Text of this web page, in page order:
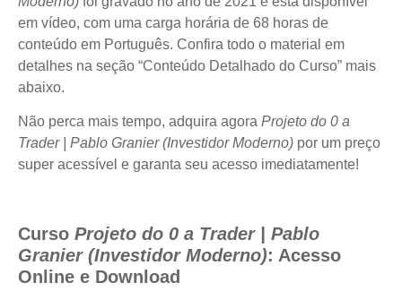
em vídeo, com uma carga horária de 68 horas de
conteúdo em Português. Confira todo o material em
detalhes na seção “Conteúdo Detalhado do Curso” mais
abaixo.
Não perca mais tempo, adquira agora Projeto do 0 a
Trader | Pablo Granier (Investidor Moderno) por um preço
super acessível e garanta seu acesso imediatamente!
Curso Projeto do 0 a Trader | Pablo
Granier (Investidor Moderno): Acesso
Online e Download